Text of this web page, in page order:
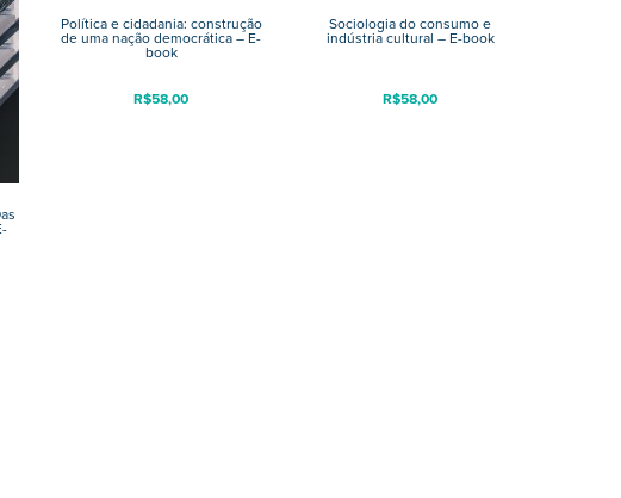
Política e cidadania: construção
de uma nação democrática – E-
book
R$58,00
Sociologia do consumo e
indústria cultural – E-book
R$58,00